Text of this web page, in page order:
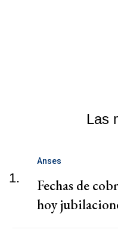
Las
1.
Anses
Fechas de
hoy